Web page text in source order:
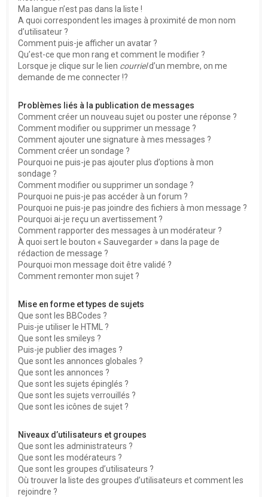
Ma langue n’est pas dans la liste !
A quoi correspondent les images à proximité de mon nom
d’utilisateur ?
Comment puis-je afficher un avatar ?
Qu’est-ce que mon rang et comment le modifier ?
Lorsque je clique sur le lien courrield’un membre, on me
demande de me connecter !?
Problèmes liés à la publication de messages
Comment créer un nouveau sujet ou poster une réponse ?
Comment modifier ou supprimer un message ?
Comment ajouter une signature à mes messages ?
Comment créer un sondage ?
Pourquoi ne puis-je pas ajouter plus d’options à mon
sondage ?
Comment modifier ou supprimer un sondage ?
Pourquoi ne puis-je pas accéder à un forum ?
Pourquoi ne puis-je pas joindre des fichiers à mon message ?
Pourquoi ai-je reçu un avertissement ?
Comment rapporter des messages à un modérateur ?
À quoi sert le bouton « Sauvegarder » dans la page de
rédaction de message ?
Pourquoi mon message doit être validé ?
Comment remonter mon sujet ?
Mise en forme et types de sujets
Que sont les BBCodes ?
Puis-je utiliser le HTML ?
Que sont les smileys ?
Puis-je publier des images ?
Que sont les annonces globales ?
Que sont les annonces ?
Que sont les sujets épinglés ?
Que sont les sujets verrouillés ?
Que sont les icônes de sujet ?
Niveaux d’utilisateurs et groupes
Que sont les administrateurs ?
Que sont les modérateurs ?
Que sont les groupes d’utilisateurs ?
Où trouver la liste des groupes d’utilisateurs et comment les
rejoindre ?